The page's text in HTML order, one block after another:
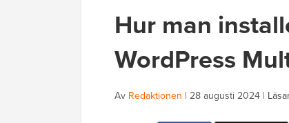
Hur man
WordPress
Av Redaktionen | 28 augusti 2024 |